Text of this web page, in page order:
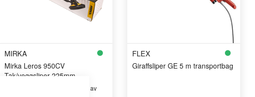
MIRKA
Mirka Leros 950CV
Tak/veggsliper 225mm
225mm slipemaskiner til sliping av
FLEX
Giraffsliper GE 5 m transportbag